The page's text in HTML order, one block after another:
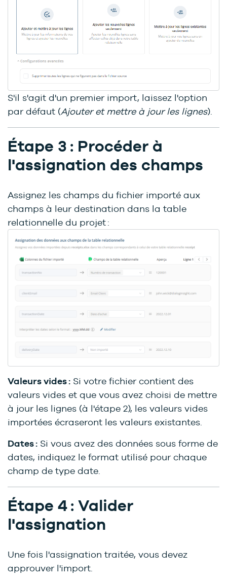
S'il s'agit d'un premier import, laissez l'option
par défaut (Ajouter et mettre à jour les lignes).
Étape 3 : Procéder à
l'assignation des champs
Assignez les champs du fichier importé aux
champs à leur destination dans la table
relationnelle du projet :
Valeurs vides : Si votre fichier contient des
valeurs vides et que vous avez choisi de mettre
à jour les lignes (à l'étape 2), les valeurs vides
importées écraseront les valeurs existantes.
Dates : Si vous avez des données sous forme de
dates, indiquez le format utilisé pour chaque
champ de type date.
Étape 4 : Valider
l'assignation
Une fois l'assignation traitée, vous devez
approuver l'import.